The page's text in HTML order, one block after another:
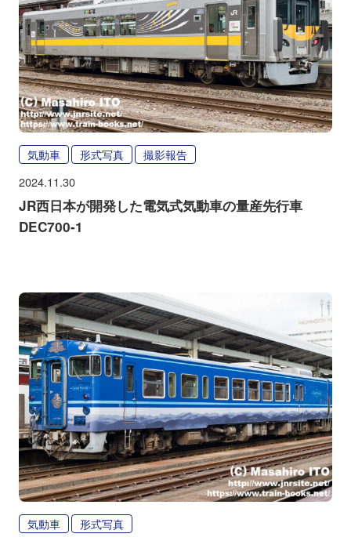
気動車 形式写真 撮影報告
2024.11.30
JR西日本が開発した電気式気動車の量産先行車
DEC700-1
気動車 形式写真